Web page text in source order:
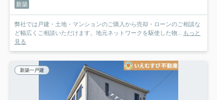
新築
弊社では戸建・土地・マンションのご購入から売却・ローンのご相談な
ど幅広くご相談いただけます。地元ネットワークを駆使した物... もっと
見る
新築一戸建